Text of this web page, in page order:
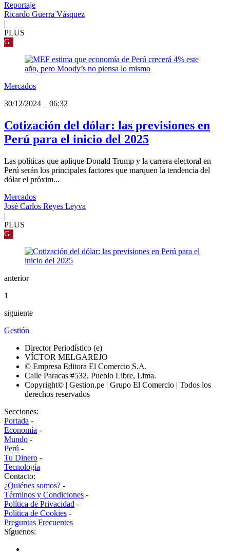
Reportaje
Ricardo Guerra Vásquez
|
PLUS
G
Mercados
30/12/2024
06:32
Cotización del dólar: las previsiones en
Perú para el inicio del 2025
Las políticas que aplique Donald Trump y la carrera electoral en
Perú serán los principales factores que marquen la tendencia del
dólar el próxim...
Mercados
José Carlos Reyes Leyva
|
PLUS
G
anterior
1
siguiente
Gestión
Director Periodístico (e)
VÍCTOR MELGAREJO
© Empresa Editora El Comercio S.A.
Calle Paracas #532, Pueblo Libre, Lima.
Copyright© | Gestion.pe | Grupo El Comercio | Todos los
derechos reservados
Secciones:
Portada -
Economía -
Mundo -
Perú -
Tu Dinero -
Tecnología
Contacto:
¿Quiénes somos? -
Términos y Condiciones -
Política de Privacidad -
Politica de Cookies -
Preguntas Frecuentes
Síguenos: